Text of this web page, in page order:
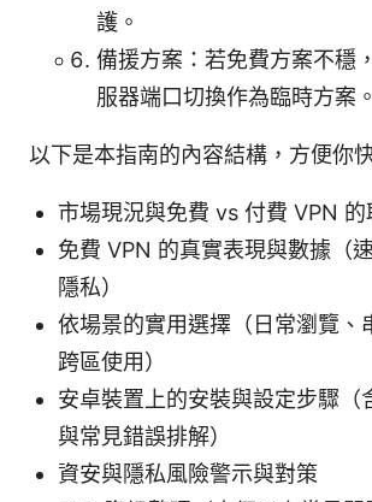
護。
備援方案：若免費方案不穩
服器端口切換作為臨時方案。
以下是本指南的內容結構，方便你
市場現況與免費 vs 付費 VPN 的
免費 VPN 的真實表現與數據（
隱私）
依場景的實用選擇（日常瀏覽、
跨區使用）
安卓裝置上的安裝與設定步驟（
與常見錯誤排解）
資安與隱私風險警示與對策